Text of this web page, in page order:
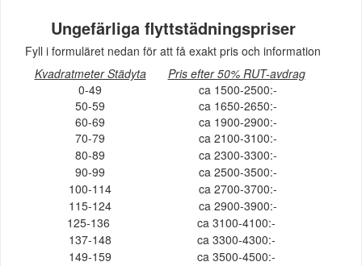
Ungefärliga flyttstädningspriser
Fyll i formuläret nedan för att få exakt pris och information
Kvadratmeter Städyta
Pris efter 50% RUT-avdrag
0-49
ca 1500-2500:-
50-59
ca 1650-2650:-
60-69
ca 1900-2900:-
70-79
ca 2100-3100:-
80-89
ca 2300-3300:-
90-99
ca 2500-3500:-
100-114
ca 2700-3700:-
115-124
ca 2900-3900:-
125-136
ca 3100-4100:-
137-148
ca 3300-4300:-
149-159
ca 3500-4500:-